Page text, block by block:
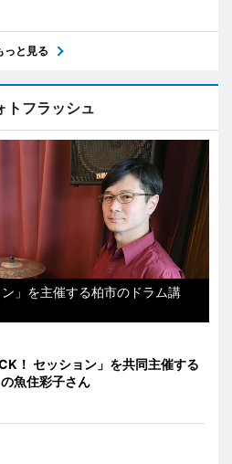
っと見る
トフラッシュ
ン」を主催する柏市のドラム講
！ セッション」を共同主催する
魚住彩子さん